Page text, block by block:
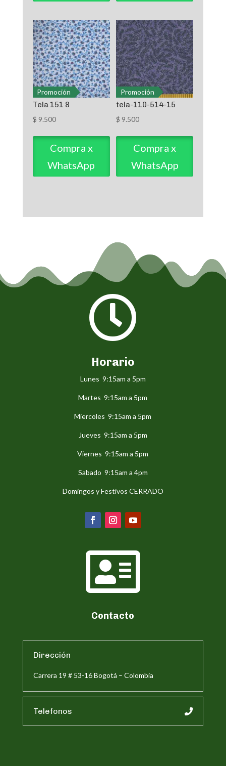
Promoción
Tela 151 8
$ 9.500
Compra x
WhatsApp
Promoción
tela-110-514-15
$ 9.500
Compra x
WhatsApp

Horario
Lunes 9:15am a 5pm
Martes 9:15am a 5pm
Miercoles 9:15am a 5pm
Jueves 9:15am a 5pm
Viernes 9:15am a 5pm
Sabado 9:15am a 4pm
Domingos y Festivos CERRADO

Contacto
Dirección
Carrera 19 # 53-16 Bogotá – Colombia
Telefonos